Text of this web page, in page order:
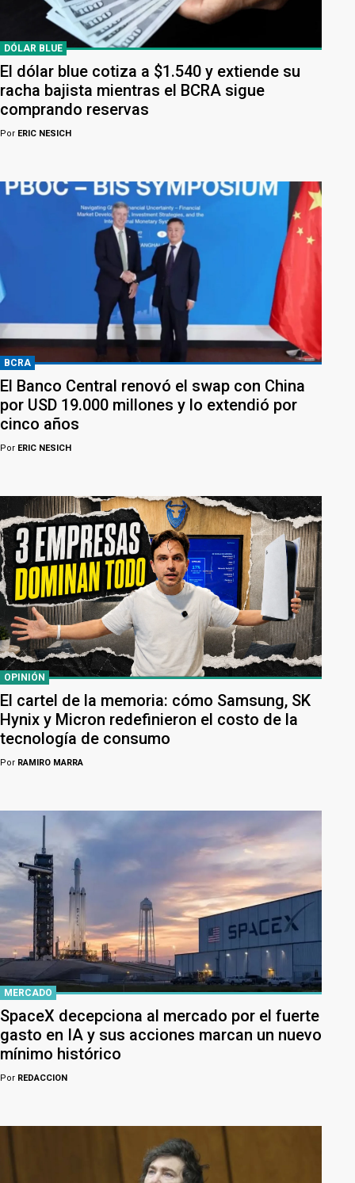
DÓLAR BLUE
El dólar blue cotiza a $1.540 y extiende su
racha bajista mientras el BCRA sigue
comprando reservas
Por ERIC NESICH
BCRA
El Banco Central renovó el swap con China
por USD 19.000 millones y lo extendió por
cinco años
Por ERIC NESICH
OPINIÓN
El cartel de la memoria: cómo Samsung, SK
Hynix y Micron redefinieron el costo de la
tecnología de consumo
Por RAMIRO MARRA
MERCADO
SpaceX decepciona al mercado por el fuerte
gasto en IA y sus acciones marcan un nuevo
mínimo histórico
Por REDACCION